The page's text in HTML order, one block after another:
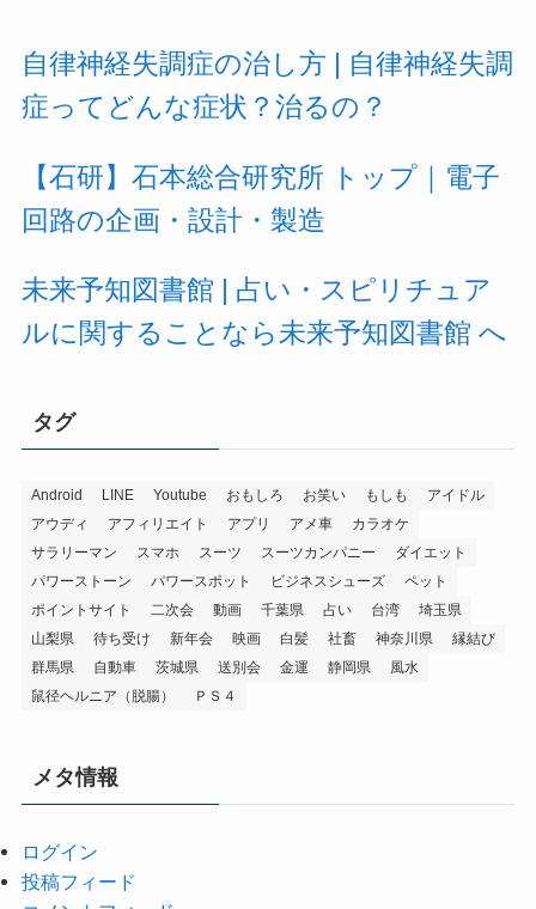
自律神経失調症の治し方 | 自律神経失調
症ってどんな症状？治るの？
【石研】石本総合研究所 トップ｜電子
回路の企画・設計・製造
未来予知図書館 | 占い・スピリチュア
ルに関することなら未来予知図書館 へ
タグ
Android LINE Youtube おもしろ お笑い もしも
アイドル
アウディ
アフィリエイト アプリ アメ車
カラオケ
サラリーマン
スマホ スーツ スーツカンパニー
ダイエット
パワーストーン
パワースポット ビジネスシューズ
ペット
ポイントサイト
二次会 動画 千葉県 占い 台湾
埼玉県
山梨県
待ち受け 新年会 映画 白髪 社畜 神奈川県
縁結び
群馬県
自動車 茨城県 送別会 金運 静岡県
風水
鼠径ヘルニア（脱腸）
ＰＳ４
メタ情報
ログイン
投稿フィード